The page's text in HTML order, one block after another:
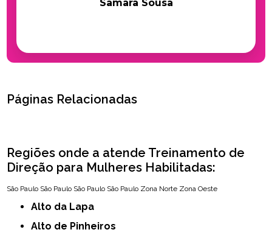
Samara Sousa
Páginas Relacionadas
Regiões onde a atende Treinamento de
Direção para Mulheres Habilitadas:
São Paulo São Paulo São Paulo São Paulo Zona Norte Zona Oeste
Alto da Lapa
Alto de Pinheiros